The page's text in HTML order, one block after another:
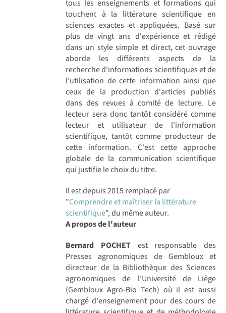
tous les enseignements et formations qui
touchent à la littérature scientifique en
sciences exactes et appliquées. Basé sur
plus de vingt ans d'expérience et rédigé
dans un style simple et direct, cet ouvrage
aborde les différents aspects de la
recherche d'informations scientifiques et de
l'utilisation de cette information ainsi que
ceux de la production d'articles publiés
dans des revues à comité de lecture. Le
lecteur sera donc tantôt considéré comme
lecteur et utilisateur de l'information
scientifique, tantôt comme producteur de
cette information. C'est cette approche
globale de la communication scientifique
qui justifie le choix du titre.
Il est depuis 2015 remplacé par
"Comprendre et maîtriser la littérature
scientifique", du même auteur.
A propos de l'auteur
Bernard POCHET est responsable des
Presses agronomiques de Gembloux et
directeur de la Bibliothèque des Sciences
agronomiques de l'Université de Liège
(Gembloux Agro-Bio Tech) où il est aussi
chargé d'enseignement pour des cours de